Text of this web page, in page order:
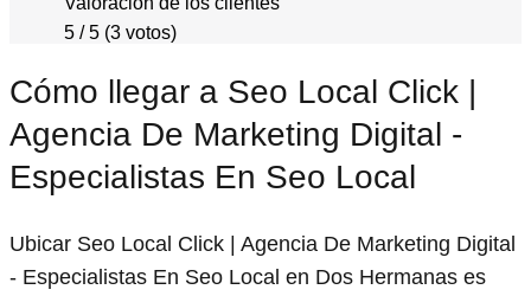
5 / 5 (3 votos)
Cómo llegar a Seo Local Click |
Agencia De Marketing Digital -
Especialistas En Seo Local
Ubicar Seo Local Click | Agencia De Marketing Digital
- Especialistas En Seo Local en Dos Hermanas es